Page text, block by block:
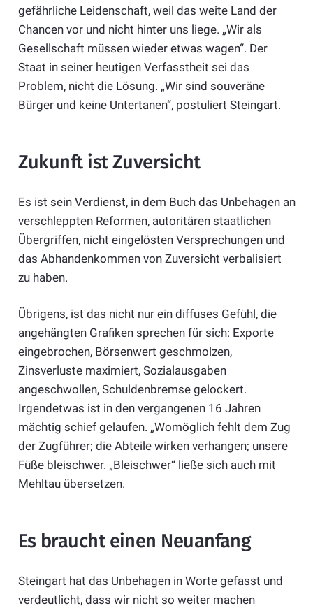
gefährliche Leidenschaft, weil das weite Land der
Chancen vor und nicht hinter uns liege. „Wir als
Gesellschaft müssen wieder etwas wagen“. Der
Staat in seiner heutigen Verfasstheit sei das
Problem, nicht die Lösung. „Wir sind souveräne
Bürger und keine Untertanen“, postuliert Steingart.
Zukunft ist Zuversicht
Es ist sein Verdienst, in dem Buch das Unbehagen an
verschleppten Reformen, autoritären staatlichen
Übergriffen, nicht eingelösten Versprechungen und
das Abhandenkommen von Zuversicht verbalisiert
zu haben.
Übrigens, ist das nicht nur ein diffuses Gefühl, die
angehängten Grafiken sprechen für sich: Exporte
eingebrochen, Börsenwert geschmolzen,
Zinsverluste maximiert, Sozialausgaben
angeschwollen, Schuldenbremse gelockert.
Irgendetwas ist in den vergangenen 16 Jahren
mächtig schief gelaufen. „Womöglich fehlt dem Zug
der Zugführer; die Abteile wirken verhangen; unsere
Füße bleischwer. „Bleischwer“ ließe sich auch mit
Mehltau übersetzen.
Es braucht einen Neuanfang
Steingart hat das Unbehagen in Worte gefasst und
verdeutlicht, dass wir nicht so weiter machen